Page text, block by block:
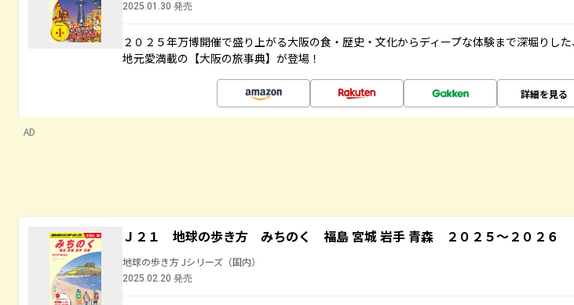
2025.01.30 発売
２０２５年万博開催で盛り上がる大阪の食・歴史・文化からディープな体験まで深堀りした
地元愛満載の【大阪の旅事典】が登場！
詳細を見る
AD
Ｊ２１ 地球の歩き方 みちのく 福島 宮城 岩手 青森 ２０２５～２０２６
地球の歩き方 Jシリーズ（国内）
2025.02.20 発売